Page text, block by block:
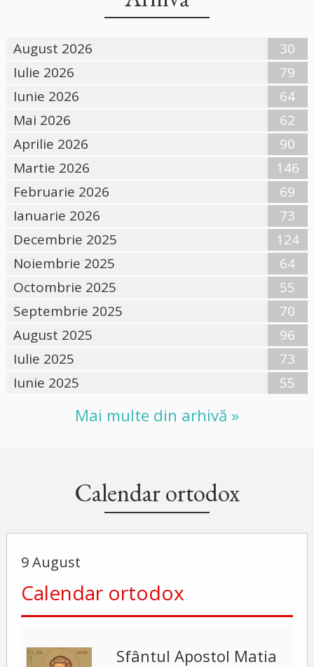
August 2026
30
Iulie 2026
79
Iunie 2026
64
Mai 2026
62
Aprilie 2026
90
Martie 2026
146
Februarie 2026
69
Ianuarie 2026
73
Decembrie 2025
124
Noiembrie 2025
64
Octombrie 2025
55
Septembrie 2025
70
August 2025
96
Iulie 2025
73
Iunie 2025
55
Mai multe din arhivă »
Calendar ortodox
9 August
Calendar ortodox
Sfântul Apostol Matia